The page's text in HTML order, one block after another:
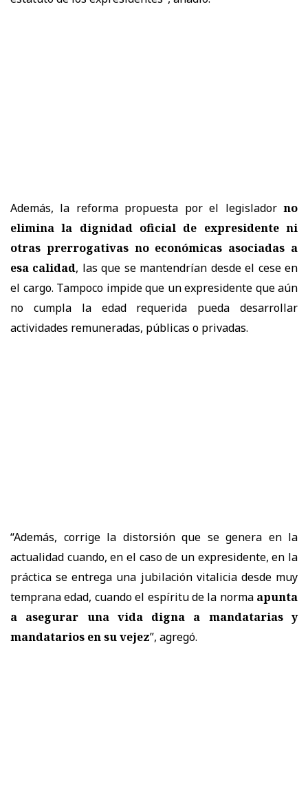
Además, la reforma propuesta por el legislador no
elimina la dignidad oficial de expresidente ni
otras prerrogativas no económicas asociadas a
esa calidad, las que se mantendrían desde el cese en
el cargo. Tampoco impide que un expresidente que aún
no cumpla la edad requerida pueda desarrollar
actividades remuneradas, públicas o privadas.
“Además, corrige la distorsión que se genera en la
actualidad cuando, en el caso de un expresidente, en la
práctica se entrega una jubilación vitalicia desde muy
temprana edad, cuando el espíritu de la normaapunta
a asegurar una vida digna a mandatarias y
mandatarios en su vejez”, agregó.